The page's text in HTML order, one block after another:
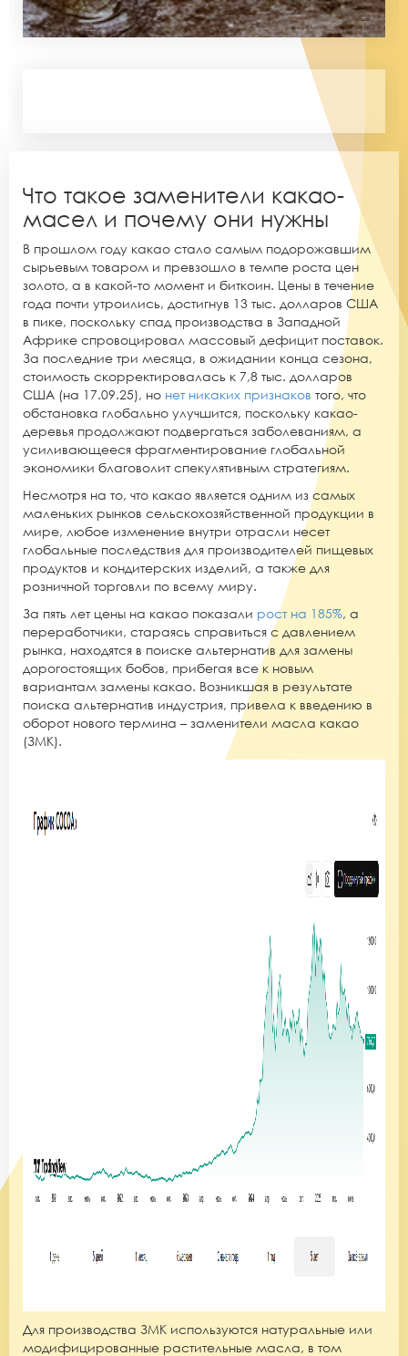
Что такое заменители какао-
масел и почему они нужны
В прошлом году какао стало самым подорожавшим
сырьевым товаром и превзошло в темпе роста цен
золото, а в какой-то момент и биткоин. Цены в течение
года почти утроились, достигнув 13 тыс. долларов США
в пике, поскольку спад производства в Западной
Африке спровоцировал массовый дефицит поставок.
За последние три месяца, в ожидании конца сезона,
стоимость скорректировалась к 7,8 тыс. долларов
США (на 17.09.25), но нет никаких признаков того, что
обстановка глобально улучшится, поскольку какао-
деревья продолжают подвергаться заболеваниям, а
усиливающееся фрагментирование глобальной
экономики благоволит спекулятивным стратегиям.
Несмотря на то, что какао является одним из самых
маленьких рынков сельскохозяйственной продукции в
мире, любое изменение внутри отрасли несет
глобальные последствия для производителей пищевых
продуктов и кондитерских изделий, а также для
розничной торговли по всему миру.
За пять лет цены на какао показали рост на 185%, а
переработчики, стараясь справиться с давлением
рынка, находятся в поиске альтернатив для замены
дорогостоящих бобов, прибегая все к новым
вариантам замены какао. Возникшая в результате
поиска альтернатив индустрия, привела к введению в
оборот нового термина – заменители масла какао
(ЗМК).
Для производства ЗМК используются натуральные или
модифицированные растительные масла, в том